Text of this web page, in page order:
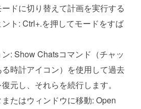
ドに切り替えて計画を実行する
ト: Ctrl+.を押してモードをすば
: Show Chatsコマンド（チャッ
る時計アイコン）を使用して過去
元し、それらを続行します。
たはウィンドウに移動: Open